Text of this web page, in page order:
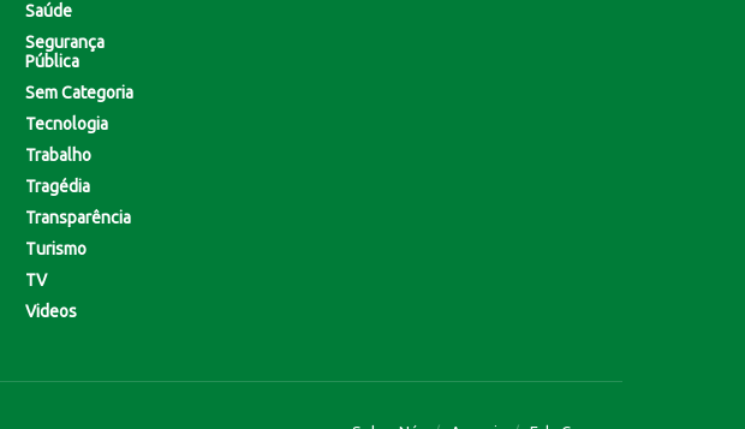
Saúde
Segurança
Pública
Sem Categoria
Tecnologia
Trabalho
Tragédia
Transparência
Turismo
TV
Videos